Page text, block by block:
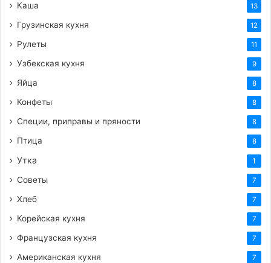
Каша 13
Грузинская кухня 12
Рулеты 11
Узбекская кухня 9
Яйца 8
Конфеты 8
Специи, приправы и пряности 8
Птица 8
Утка 1
Советы 7
Хлеб 7
Корейская кухня 7
Французская кухня 7
Американская кухня 7